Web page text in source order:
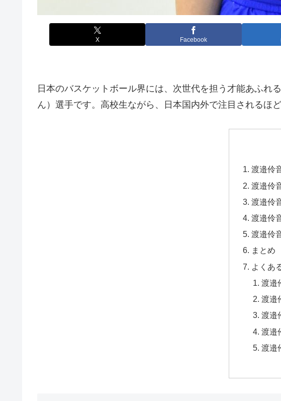
X Facebook
日本のバスケットボール界には、次世代を担う才能あふれ
ん）選手です。高校生ながら、日本国内外で注目されるほ
渡邉伶
渡邉伶
渡邉伶
渡邉伶
渡邉伶
まとめ
よくあ
渡邉
渡邉
渡邉
渡邉
渡邉